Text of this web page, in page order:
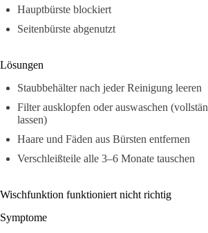
Hauptbürste blockiert
Seitenbürste abgenutzt
Lösungen
Staubbehälter nach jeder Reinigung leeren
Filter ausklopfen oder auswaschen
lassen)
Haare und Fäden aus Bürsten entfernen
Verschleißteile alle 3–6 Monate tauschen
Wischfunktion funktioniert nicht richtig
Symptome